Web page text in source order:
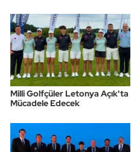
Milli Golfçüler Letonya Açık'ta
Mücadele Edecek